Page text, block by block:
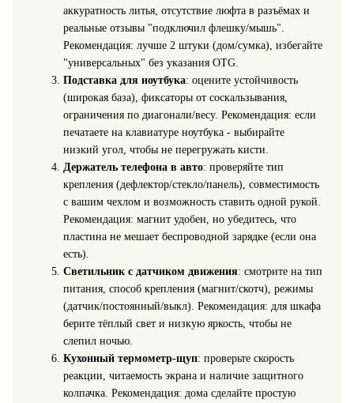
аккуратность литья, отсутствие люфта в разъёмах и
реальные отзывы "подключил флешку/мышь".
Рекомендация: лучше 2 штуки (дом/сумка), избегайте
"универсальных" без указания OTG.
Подставка для ноутбука: оцените устойчивость
(широкая база), фиксаторы от соскальзывания,
ограничения по диагонали/весу. Рекомендация: если
печатаете на клавиатуре ноутбука - выбирайте
низкий угол, чтобы не перегружать кисти.
Держатель телефона в авто: проверяйте тип
крепления (дефлектор/стекло/панель), совместимость
с вашим чехлом и возможность ставить одной рукой.
Рекомендация: магнит удобен, но убедитесь, что
пластина не мешает беспроводной зарядке (если она
есть).
Светильник с датчиком движения: смотрите на тип
питания, способ крепления (магнит/скотч), режимы
(датчик/постоянный/выкл). Рекомендация: для шкафа
берите тёплый свет и низкую яркость, чтобы не
слепил ночью.
Кухонный термометр-щуп: проверьте скорость
реакции, читаемость экрана и наличие защитного
колпачка. Рекомендация: дома сделайте простую